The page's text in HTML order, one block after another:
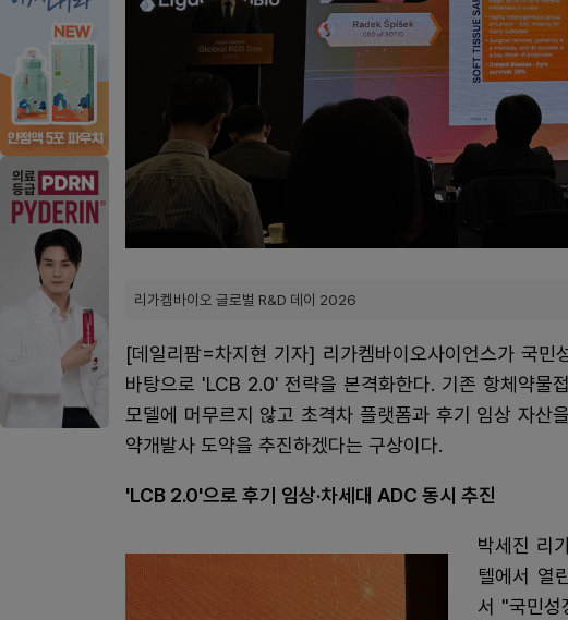
리가켐바이오 글로벌 R&D 데이 2026
[데일리팜=차지현 기자] 리가켐바이오사이언스가 국
바탕으로 'LCB 2.0' 전략을 본격화한다. 기존 항체약물
모델에 머무르지 않고 초격차 플랫폼과 후기 임상 자산
약개발사 도약을 추진하겠다는 구상이다.
'LCB 2.0'으로 후기 임상·차세대 ADC 동시 추진
박세진 리
텔에서 열
서 "국민